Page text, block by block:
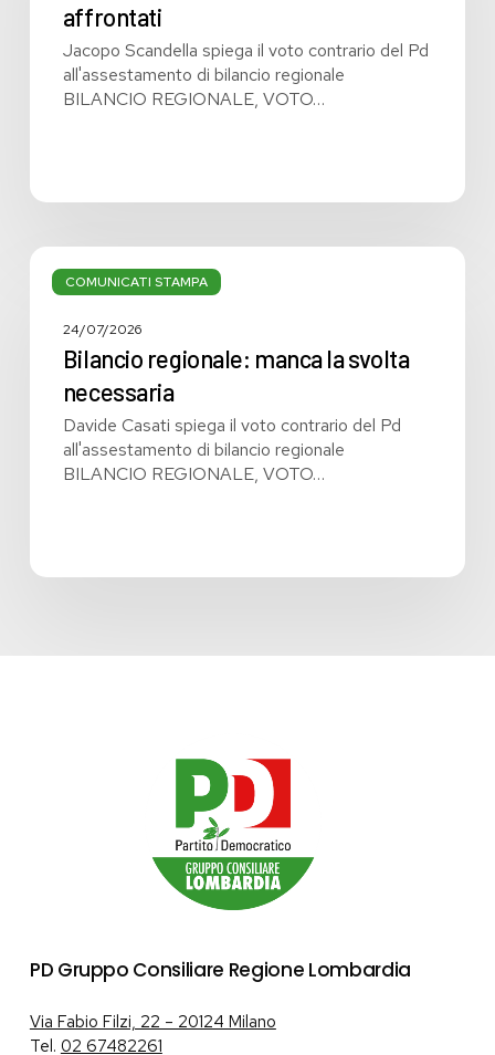
affrontati
affrontati
Jacopo Scandella spiega il voto contrario del Pd
all'assestamento di bilancio regionale
BILANCIO REGIONALE, VOTO…
COMUNICATI STAMPA
Bilancio
regionale:
svolta
24/07/2026
Bilancio regionale: manca la svolta
necessaria
Davide Casati spiega il voto contrario del Pd
all'assestamento di bilancio regionale
BILANCIO REGIONALE, VOTO…
PD Gruppo Consiliare Regione Lombardia
Via Fabio Filzi, 22 – 20124 Milano
Tel. 02 67482261